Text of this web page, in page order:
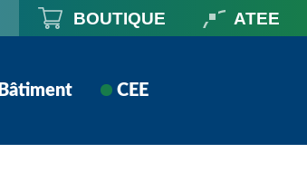
BOUTIQUE ATEE
Bâtiment CEE